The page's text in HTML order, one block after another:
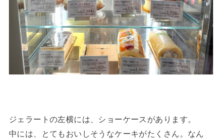
ジェラートの左横には、ショーケースがあります。
中には、とてもおいしそうなケーキがたくさん。なん